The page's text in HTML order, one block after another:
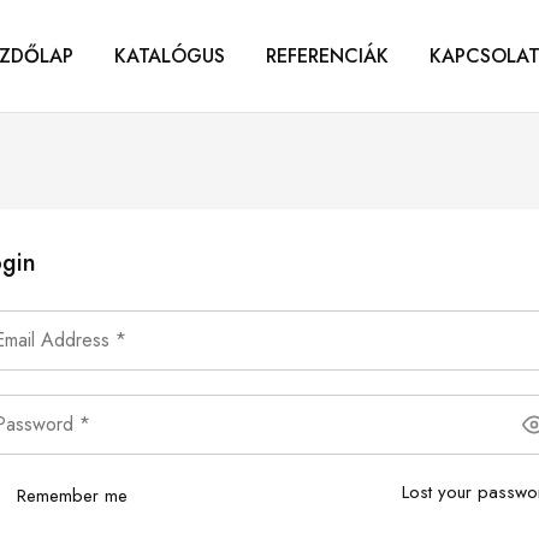
KATALÓGUS REFERENCIÁK KAPCSOLAT
Remember me Lost your